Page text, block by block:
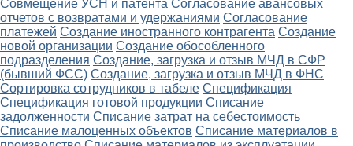
Совмещение УСН и патента Согласование авансовых
отчетов с возвратами и удержаниями Согласование
платежей Создание иностранного контрагента Создание
новой организации Создание обособленного
подразделения Создание, загрузка и отзыв МЧД в СФР
(бывший ФСС) Создание, загрузка и отзыв МЧД в ФНС
Сортировка сотрудников в табеле Спецификация
Спецификация готовой продукции Списание
задолженности Списание затрат на себестоимость
Списание малоценных объектов Списание материалов в